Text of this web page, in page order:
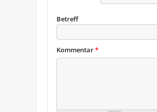
Betreff
Kommentar*